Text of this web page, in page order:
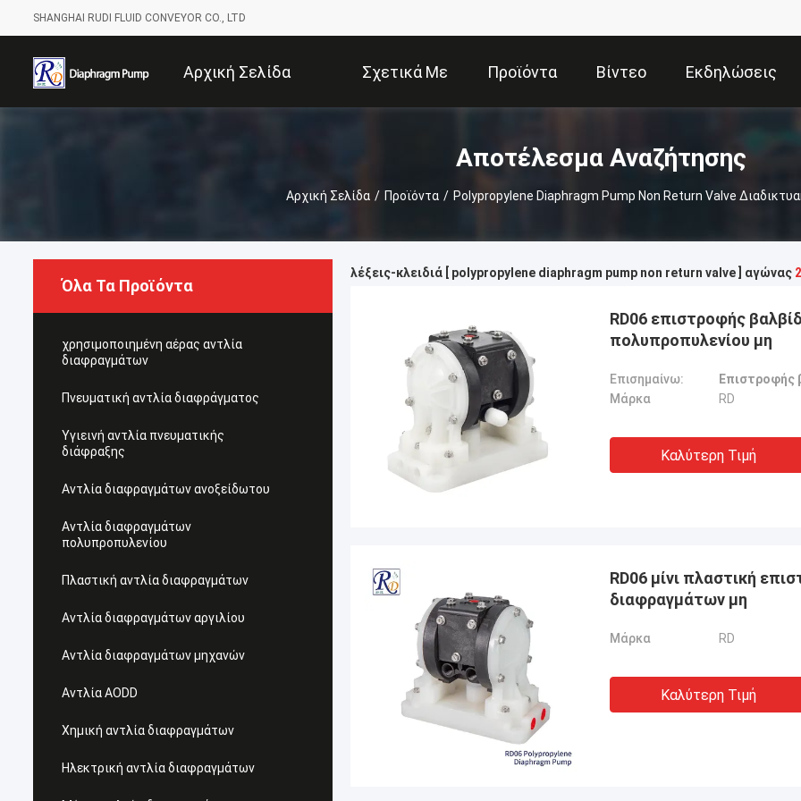
SHANGHAI RUDI FLUID CONVEYOR CO., LTD
Αρχική Σελίδα Σχετικά Με Προϊόντα Βίντεο Εκδηλώσεις
Αποτέλεσμα Αναζήτησης
Αρχική Σελίδα / Προϊόντα / Polypropylene Diaphragm Pump Non Return Valve
Όλα Τα Προϊόντα
χρησιμοποιημένη αέρας αντλία
διαφραγμάτων
Πνευματική αντλία διαφράγματος
Υγιεινή αντλία πνευματικής
διάφραξης
Αντλία διαφραγμάτων ανοξείδωτου
Αντλία διαφραγμάτων
πολυπροπυλενίου
Πλαστική αντλία διαφραγμάτων
Αντλία διαφραγμάτων αργιλίου
Αντλία διαφραγμάτων μηχανών
Αντλία AODD
Χημική αντλία διαφραγμάτων
Ηλεκτρική αντλία διαφραγμάτων
λέξεις-κλειδιά [ polypropylene diaphragm pump non return valve ] αγώνας 2
RD06 επιστροφής
πολυπροπυλενίου μη
Επισημαίνω: Επιστροφής
Μάρκα
RD
Καλύτερη Τιμή
RD06 μίνι πλαστική
διαφραγμάτων μη
Μάρκα RD
Καλύτερη Τιμή